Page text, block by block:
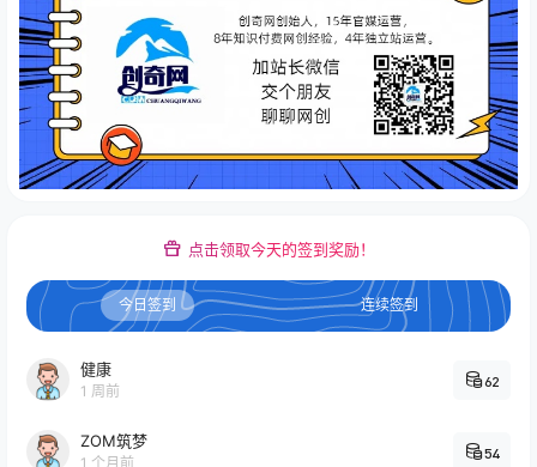
点击领取今天的签到奖励！
今日签到 连续签到
健康
1 周前
62
ZOM筑梦
1 个月前
54